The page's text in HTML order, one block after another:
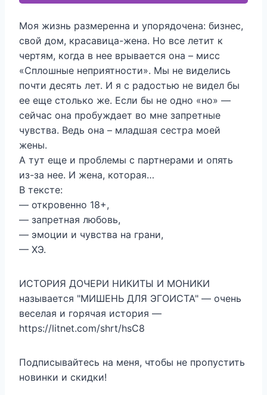
Моя жизнь размеренна и упорядочена: бизнес,
свой дом, красавица-жена. Но все летит к
чертям, когда в нее врывается она – мисс
«Сплошные неприятности». Мы не виделись
почти десять лет. И я с радостью не видел бы
ее еще столько же. Если бы не одно «но» —
сейчас она пробуждает во мне запретные
чувства. Ведь она – младшая сестра моей
жены.
А тут еще и проблемы с партнерами и опять
из-за нее. И жена, которая…
В тексте:
— откровенно 18+,
— запретная любовь,
— эмоции и чувства на грани,
— ХЭ.
ИСТОРИЯ ДОЧЕРИ НИКИТЫ И МОНИКИ
называется "МИШЕНЬ ДЛЯ ЭГОИСТА" — очень
веселая и горячая история —
https://litnet.com/shrt/hsC8
Подписывайтесь на меня, чтобы не пропустить
новинки и скидки!